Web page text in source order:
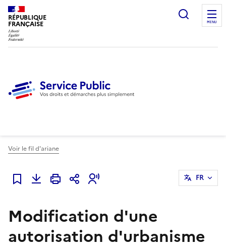
RÉPUBLIQUE
FRANÇAISE
Ouvrir
MENU
Voir le fil d'ariane
Ajouter à mes favoris
FR
Modification d'une
autorisation d'urbanisme